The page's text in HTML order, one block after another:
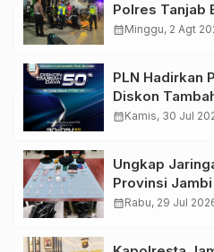
Polres Tanjab
Kendaraan
calendar_monthMinggu, 2 Agt
PLN Hadirkan
Diskon
GIIAS 2026
calendar_monthKamis, 30 Jul
Ungkap
Provinsi
Amankan
calendar_monthRabu, 29 Jul